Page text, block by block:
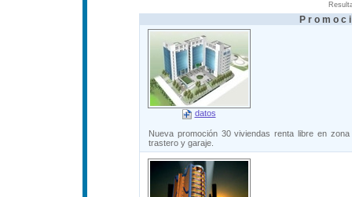
datos
Nueva promoción 30 viviendas renta libre en
trastero y garaje.